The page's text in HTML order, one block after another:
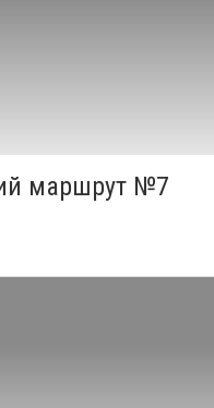
маршрут №7